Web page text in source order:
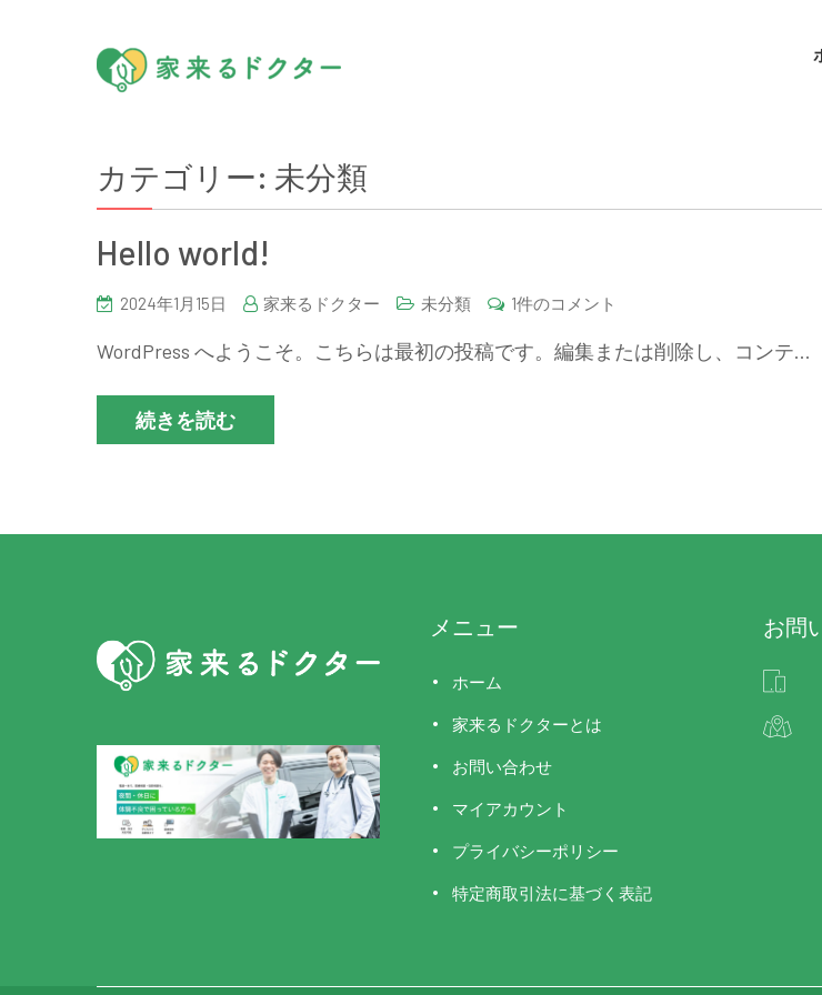
カテゴリー: 未分類
Hello world!
2024年1月15日 家来るドクター 未分類
Hello
へ
1件のコメント
WordPress へようこそ。こちらは最初の投稿です。編集または削除し、コンテ…
続きを読む
メニュー
ホーム
家来るドクターとは
お問い合わせ
マイアカウント
プライバシーポリシー
特定商取引法に基づく表記
お問